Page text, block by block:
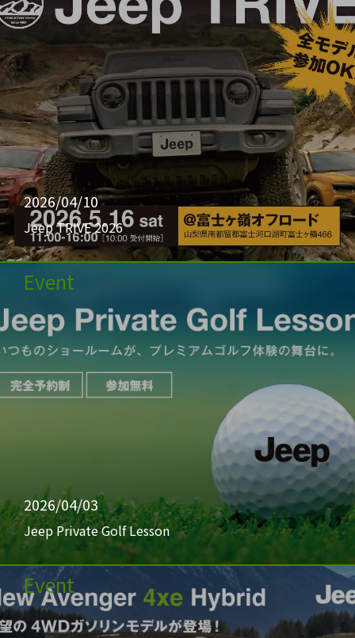
2026/04/10
Jeep TRIVE 2026
Event
2026/04/03
Jeep Private Golf Lesson
Event